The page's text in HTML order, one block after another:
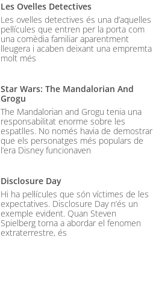
Les Ovelles Detectives
Les ovelles detectives és una d’aquelles
pel·lícules que entren per la porta com
una comèdia familiar aparentment
lleugera i acaben deixant una empremta
molt més
Star Wars: The Mandalorian And
Grogu
The Mandalorian and Grogu tenia una
responsabilitat enorme sobre les
espatlles. No només havia de demostrar
que els personatges més populars de
l’era Disney funcionaven
Disclosure Day
Hi ha pel·lícules que són víctimes de les
expectatives. Disclosure Day n’és un
exemple evident. Quan Steven
Spielberg torna a abordar el fenomen
extraterrestre, és